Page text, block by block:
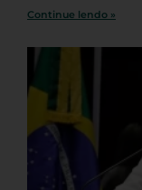
Continue lendo »